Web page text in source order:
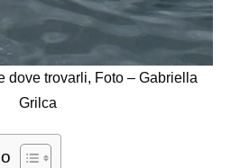
dove trovarli, Foto – Gabriella
Grilca